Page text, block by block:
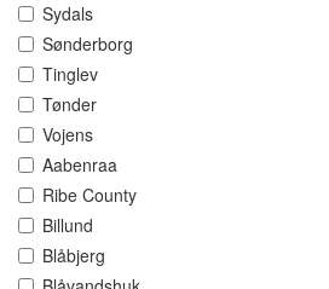
Sydals
Sønderborg
Tinglev
Tønder
Vojens
Aabenraa
Ribe County
Billund
Blåbjerg